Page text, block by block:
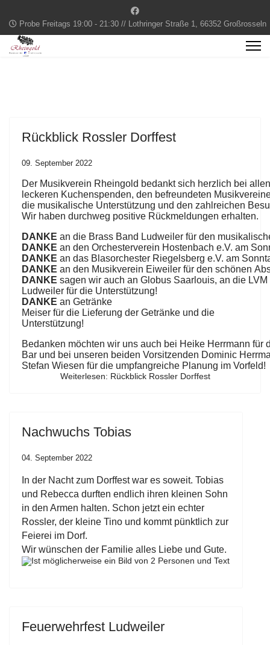
Probe Freitags 19:00 - 21:30 // Lothringer Straße 1, 66352 Großrosseln
Rückblick Rossler Dorffest
09. September 2022
Der Musikverein Rheingold bedankt sich herzlich bei allen
leckeren Kuchenspenden, den befreundeten Musikv
die musikalische Unterstützung und den zahlreichen
Wir haben durchweg positive Rückmeldungen erhalten.
DANKE an die Brass Band Ludweiler für den
DANKE an den Orchesterverein Hostenbach e.V. am
DANKE an das Blasorchester Riegelsberg e.V. am
DANKE an den Musikverein Eiweiler für den schönen
DANKE sagen wir auch an Globus Saarlouis, an die LVM
Ludweiler für die Unterstützung!
DANKE an Getränke
Meiser für die Lieferung der Getränke und die
Unterstützung!
Bedanken möchten wir uns auch bei Heike Herrmann für
Bar und bei unseren beiden Vorsitzenden Dominic
Stefan Wiesen für die umpfangreiche Planung im Vorfeld!
Weiterlesen: Rückblick Rossler Dorffest
Nachwuchs Tobias
04. September 2022
In der Nacht zum Dorffest war es soweit. Tobias
und Rebecca durften endlich ihren kleinen Sohn
in den Armen halten. Schon jetzt ein echter
Rossler, der kleine Tino und kommt pünktlich zur
Feierei im Dorf.
Wir wünschen der Familie alles Liebe und Gute.
Feuerwehrfest Ludweiler